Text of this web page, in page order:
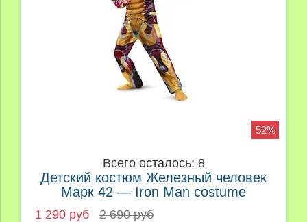
52%
Всего осталось: 8
Детский костюм Железный человек
Марк 42 — Iron Man costume
1 290 руб 2 690 руб